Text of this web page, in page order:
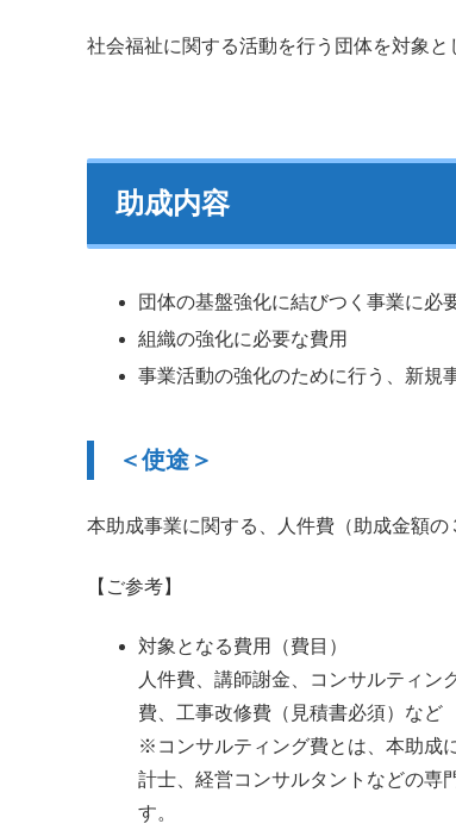
社会福祉に関する活動を行う団体を対象
助成内容
団体の基盤強化に結びつく事業に必
組織の強化に必要な費用
事業活動の強化のために行う、新規
＜使途＞
本助成事業に関する、人件費（助成金額
【ご参考】
対象となる費用（費目）
人件費、講師謝金、コンサルティ
費、工事改修費（見積書必須）など
※コンサルティング費とは、本助成
計士、経営コンサルタントなどの専
す。